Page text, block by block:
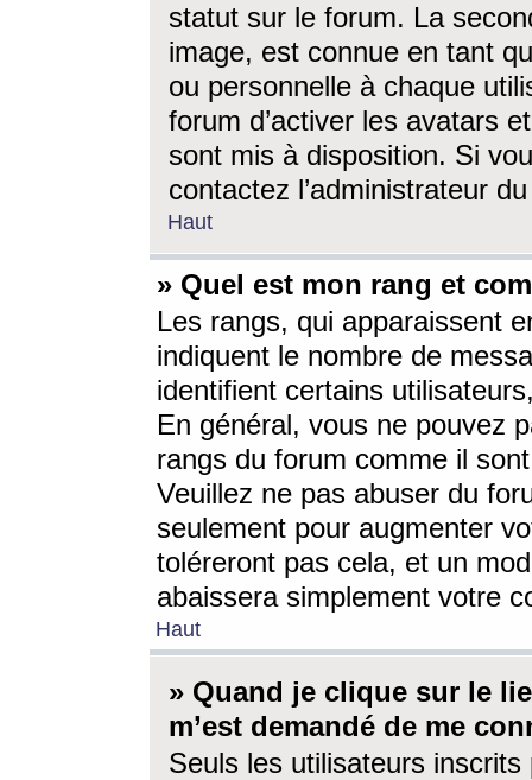
statut sur le forum. La
image, est connue en tant
ou personnelle à chaque
forum d’activer les avatars
sont mis à disposition. Si
contactez l’administrateur
Haut
» Quel est mon rang et
Les rangs, qui apparaissent
indiquent le nombre de
identifient certains
En général, vous ne pouvez
rangs du forum comme il
Veuillez ne pas abuser du
seulement pour augmenter
toléreront pas cela, et un
abaissera simplement votre
Haut
» Quand je clique sur le
m’est demandé de me
Seuls les utilisateurs